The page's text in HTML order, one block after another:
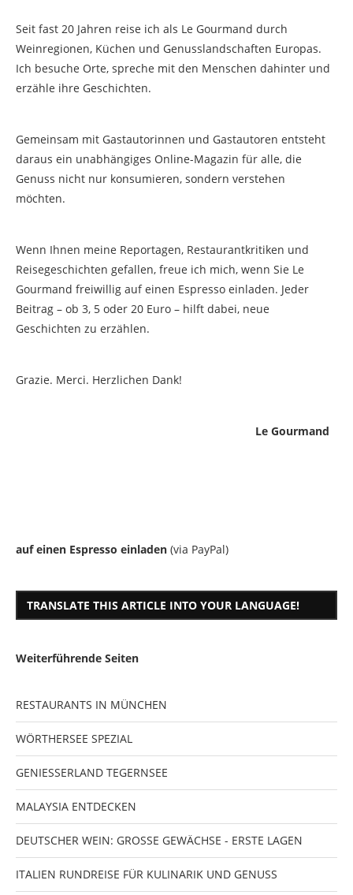
Seit fast 20 Jahren reise ich als Le Gourmand durch
Weinregionen, Küchen und Genusslandschaften Europas.
Ich besuche Orte, spreche mit den Menschen dahinter und
erzähle ihre Geschichten.
Gemeinsam mit Gastautorinnen und Gastautoren entsteht
daraus ein unabhängiges Online-Magazin für alle, die
Genuss nicht nur konsumieren, sondern verstehen
möchten.
Wenn Ihnen meine Reportagen, Restaurantkritiken und
Reisegeschichten gefallen, freue ich mich, wenn Sie Le
Gourmand freiwillig auf einen Espresso einladen. Jeder
Beitrag – ob 3, 5 oder 20 Euro – hilft dabei, neue
Geschichten zu erzählen.
Grazie. Merci. Herzlichen Dank!
Le Gourmand
auf einen Espresso einladen (via PayPal)
TRANSLATE THIS ARTICLE INTO YOUR LANGUAGE!
Weiterführende Seiten
RESTAURANTS IN MÜNCHEN
WÖRTHERSEE SPEZIAL
GENIESSERLAND TEGERNSEE
MALAYSIA ENTDECKEN
DEUTSCHER WEIN: GROSSE GEWÄCHSE - ERSTE LAGEN
ITALIEN RUNDREISE FÜR KULINARIK UND GENUSS